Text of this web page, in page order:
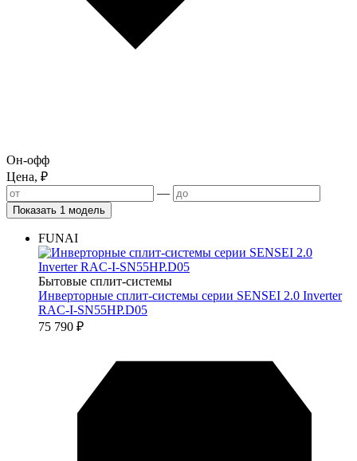
Он-офф
Цена, ₽
—
Показать 1 модель
FUNAI
Бытовые сплит-системы
Инверторные сплит-системы серии SENSEI 2.0 Inverter
RAC-I-SN55HP.D05
75 790 ₽